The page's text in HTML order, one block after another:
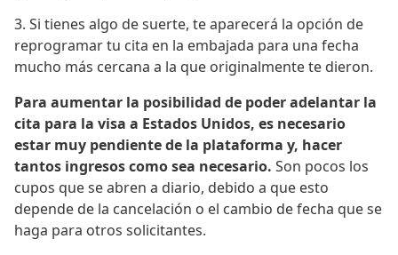
3. Si tienes algo de suerte, te aparecerá la opción de
reprogramar tu cita en la embajada para una fecha
mucho más cercana a la que originalmente te dieron.
Para aumentar la posibilidad de poder adelantar la
cita para la visa a Estados Unidos, es necesario
estar muy pendiente de la plataforma y, hacer
tantos ingresos como sea necesario. Son pocos los
cupos que se abren a diario, debido a que esto
depende de la cancelación o el cambio de fecha que se
haga para otros solicitantes.